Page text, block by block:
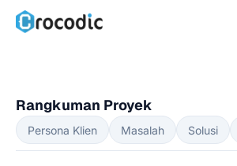
Skip
Rangkuman Proyek
Persona Klien Masalah Solusi